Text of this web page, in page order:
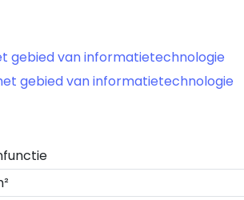
gebied van informatietechnologie
gebied van informatietechnologie